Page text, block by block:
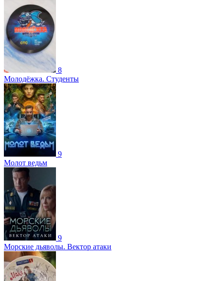
8
Молодёжка. Студенты
9
Молот ведьм
9
Морские дьяволы. Вектор атаки